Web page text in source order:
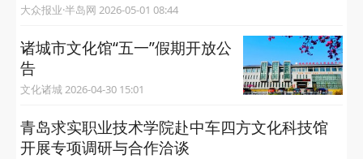
大众报业·半岛网 2026-05-01 08:44
诸城市文化馆“五一”假期开放公
告
文化诸城 2026-04-30 15:01
青岛求实职业技术学院赴中车四方文化科技馆
开展专项调研与合作洽谈